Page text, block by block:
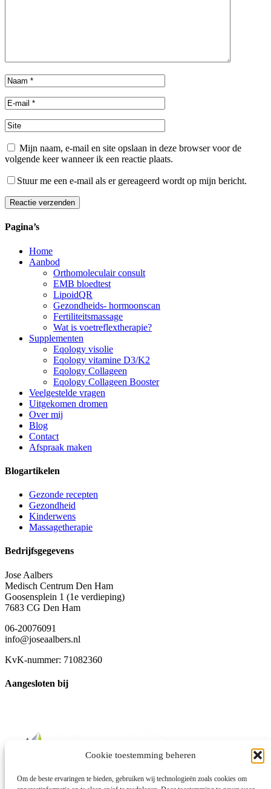
Cookie toestemming beheren
Om de beste ervaringen te bieden, gebruiken wij technologieën zoals cookies om
Mijn naam, e-mail en site opslaan in deze browser voor de
volgende keer wanneer ik een reactie plaats.
Stuur me een e-mail als er gereageerd wordt op mijn bericht.
Reactie verzenden
Alternative:
Pagina’s
Home
Aanbod
Orthomoleculair consult
EMB bloedtest
LipoidQR
Gezondheids- hormoonscan
Fertiliteitsmassage
Wat is voetreflextherapie?
Supplementen
Eqology visolie
Eqology vitamine D3/K2
Eqology Collageen
Eqology Collageen Booster
Veelgestelde vragen
Uitgekomen dromen
Over mij
Blog
Contact
Afspraak maken
Blogartikelen
Gezonde recepten
Gezondheid
Kinderwens
Massagetherapie
Bedrijfsgegevens
Jose Aalbers
Medisch Centrum Den Ham
Goosensplein 1 (1e verdieping)
7683 CG Den Ham
06-20076091
info@joseaalbers.nl
KvK-nummer: 71082360
Aangesloten bij